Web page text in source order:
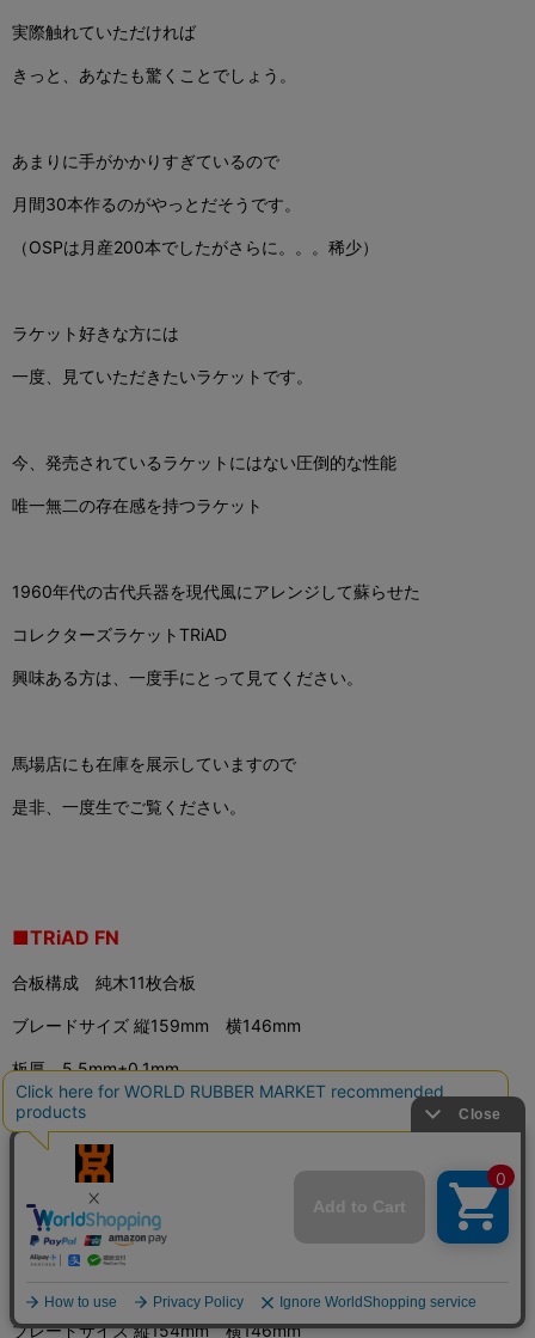
実際触れていただければ
きっと、あなたも驚くことでしょう。
あまりに手がかかりすぎているので
月間30本作るのがやっとだそうです。
（OSPは月産200本でしたがさらに。。。稀少）
ラケット好きな方には
一度、見ていただきたいラケットです。
今、発売されているラケットにはない圧倒的な性能
唯一無二の存在感を持つラケット
1960年代の古代兵器を現代風にアレンジして蘇らせた
コレクターズラケットTRiAD
興味ある方は、一度手にとって見てください。
馬場店にも在庫を展示していますので
是非、一度生でご覧ください。
■TRiAD FN
合板構成 純木11枚合板
ブレードサイズ 縦159mm 横146mm
板厚 5.5mm±0.1mm
重量 95g±5g
グリップサイズ 98mm
■TRiAD FL
ブレードサイズ 縦154mm 横146mm